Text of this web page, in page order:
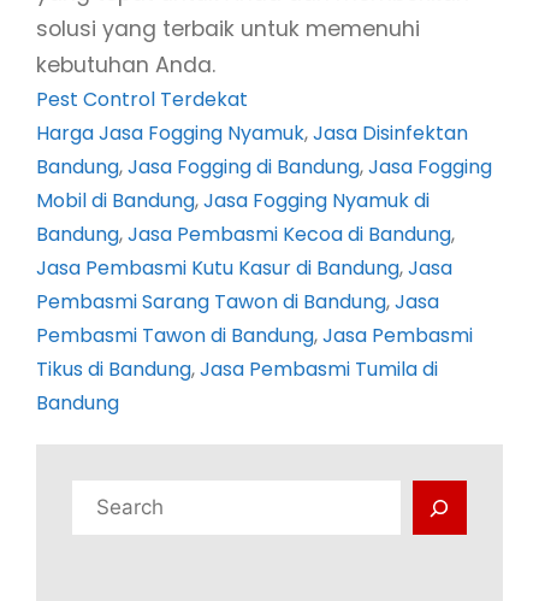
solusi yang terbaik untuk memenuhi
kebutuhan Anda.
Pest Control Terdekat
Harga Jasa Fogging Nyamuk, Jasa Disinfektan
Bandung, Jasa Fogging di Bandung, Jasa Fogging
Mobil di Bandung, Jasa Fogging Nyamuk di
Bandung, Jasa Pembasmi Kecoa di Bandung
Jasa Pembasmi Kutu Kasur di Bandung, Jasa
Pembasmi Sarang Tawon di Bandung, Jasa
Pembasmi Tawon di Bandung, Jasa Pembasmi
Tikus di Bandung, Jasa Pembasmi Tumila di
Bandung
a